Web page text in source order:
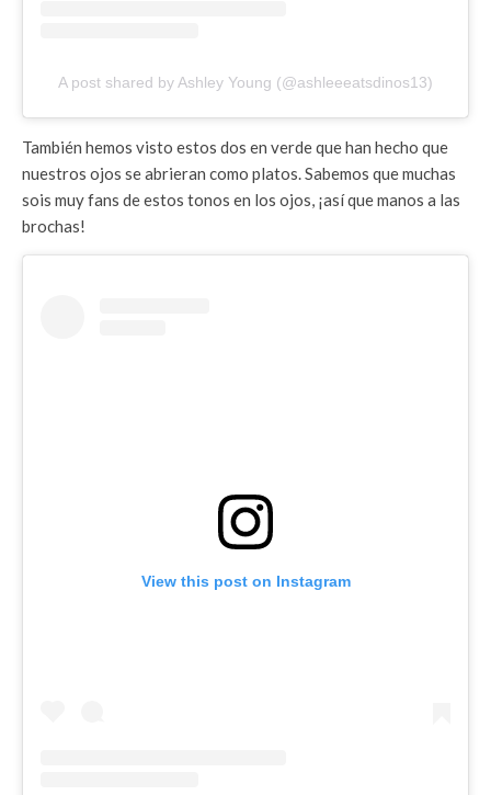
A post shared by Ashley Young (@ashleeeatsdinos13)
También hemos visto estos dos en verde que han hecho que
nuestros ojos se abrieran como platos. Sabemos que muchas
sois muy fans de estos tonos en los ojos, ¡así que manos a las
brochas!
View this post on Instagram